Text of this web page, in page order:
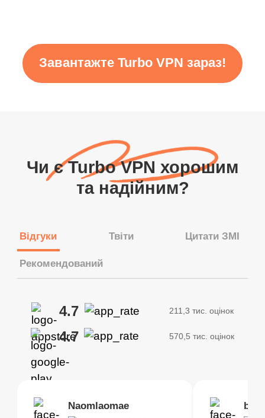
Завантажте Turbo VPN зараз!
Чи є Turbo VPN хорошим
та надійним?
Відгуки Твіти Цитати ЗМІ
Рекомендований
4.7 211,3 тис. оцінок
4.7 570,5 тис. оцінок
Naomlaomae
Kirtisha Samant
Brias Foutrrrrrr